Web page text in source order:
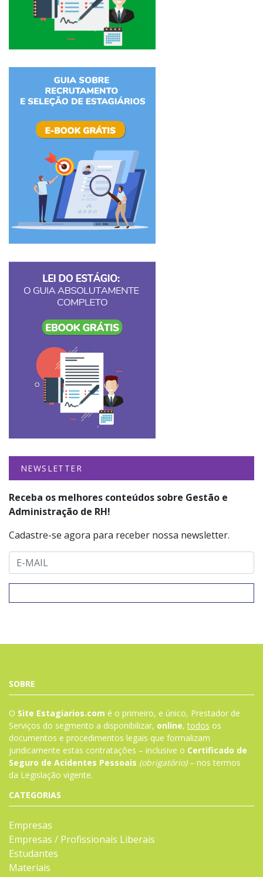
NEWSLETTER
Receba os melhores conteúdos sobre Gestão e
Administração de RH!
Cadastre-se agora para receber nossa newsletter.
SOBRE
O Site Estagiarios.com é o primeiro, e único, Prestador de
Serviços do segmento a disponibilizar, online,todos os
documentos e procedimentos legais que formalizam
juridicamente estas contratações – inclusive o Certificado de
Seguro de Acidentes Pessoais (obrigatório)– nos termos
da Legislação vigente.
CATEGORIAS
Empresas
Empresas / Profissionais Liberais
Estudantes
Materiais